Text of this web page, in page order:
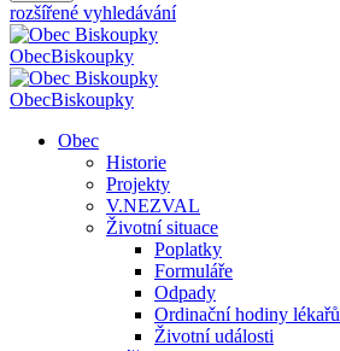
rozšířené vyhledávání
ObecBiskoupky
ObecBiskoupky
Obec
Historie
Projekty
V.NEZVAL
Životní situace
Poplatky
Formuláře
Odpady
Ordinační hodiny lékařů
Životní události